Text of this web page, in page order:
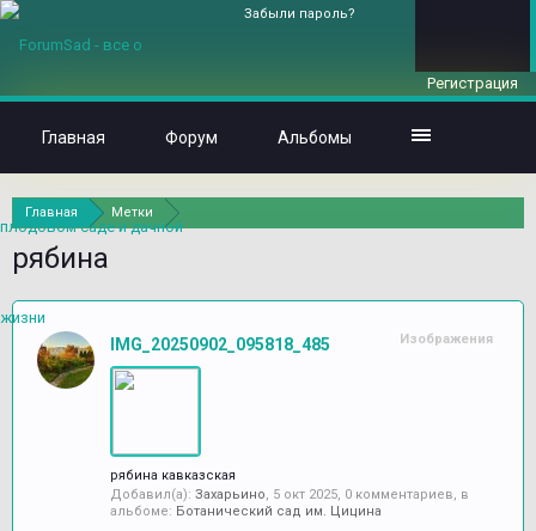
Главная Метки
рябина
Изображения
IMG_20250902_095818_485
рябина кавказская
Добавил(а): Захарьино, 5 окт 2025, 0 комментариев, в
альбоме: Ботанический сад им. Цицина
Забыли пароль?
Регистрация
Главная Форум Альбомы